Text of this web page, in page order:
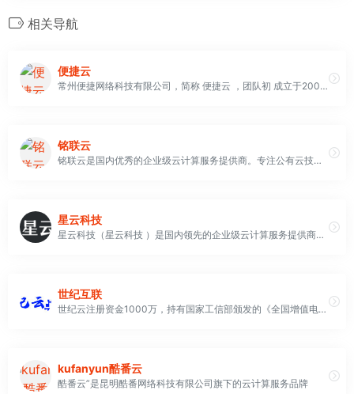
相关导航
便捷云
常州便捷网络科技有限公司，简称 便捷云 ，团队初 成立于2009年，是经过国家许可的 IDC运营接入服务商
铭联云
铭联云是国内优秀的企业级云计算服务提供商。专注公有云技术研发，云服务器，主要面向广大开发者、政企用户、金融机构等，提供基于智能云服务器的全方位云计算解决方案，为用户提供可信赖的企业级公有云服务
星云科技
星云科技（星云科技 ）是国内领先的企业级云计算服务提供商。专注香港免备案云服务器,美国服务器,菲律宾服务器,新加坡服务器,香港vps、国内挂机宝,与拨号云服务器的出售租用与开发，提供基于智能云服务器的全方位云计算解决方案，为用户提供可信赖的企业级公有云服务
世纪互联
世纪云注册资金1000万，持有国家工信部颁发的《全国增值电信业务经营许可证》ISP证、IDC证， 并设立了全国统一的400呼叫中心，提供QQ&amp;微信在线客服，6X12小时全年365天快速响应服务。
kufanyun酷番云
酷番云”是昆明酷番网络科技有限公司旗下的云计算服务品牌